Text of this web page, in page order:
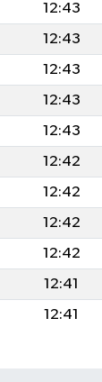
12:43
12:43
12:43
12:43
12:43
12:42
12:42
12:42
12:42
12:41
12:41